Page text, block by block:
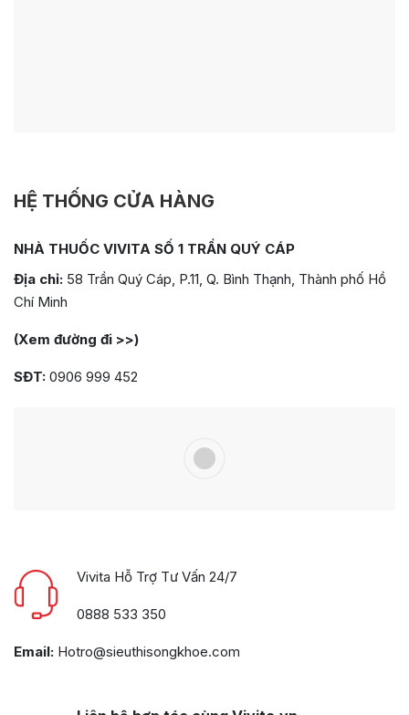
HỆ THỐNG CỬA HÀNG
NHÀ THUỐC VIVITA SỐ 1 TRẦN QUÝ CÁP
Địa chỉ: 58 Trần Quý Cáp, P.11, Q. Bình Thạnh, Thành phố Hồ
Chí Minh
(Xem đường đi >>)
SĐT: 0906 999 452
Vivita Hỗ Trợ Tư Vấn 24/7
0888 533 350
Email: Hotro@sieuthisongkhoe.com